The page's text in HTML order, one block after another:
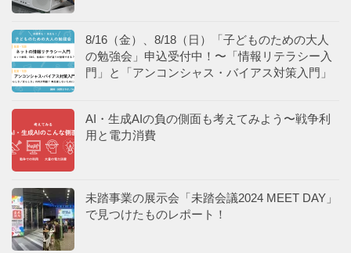
8/16（金）、8/18（日）「子どものための大人
の勉強会」申込受付中！〜「情報リテラシー入
門」と「アンコンシャス・バイアス対策入門」
AI・生成AIの負の側面も考えてみよう〜戦争利
用と電力消費
未踏事業の展示会「未踏会議2024 MEET DAY」
で見つけたものレポート！